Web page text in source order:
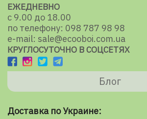
ЕЖЕДНЕВНО
с 9.00 до 18.00
по телефону: 098 787 98 98
e-mail: sale@ecooboi.com.ua
КРУГЛОСУТОЧНО В СОЦСЕТЯХ
Блог
Доставка по Украине: